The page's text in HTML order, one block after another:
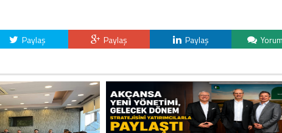
Paylaş Paylaş Paylaş